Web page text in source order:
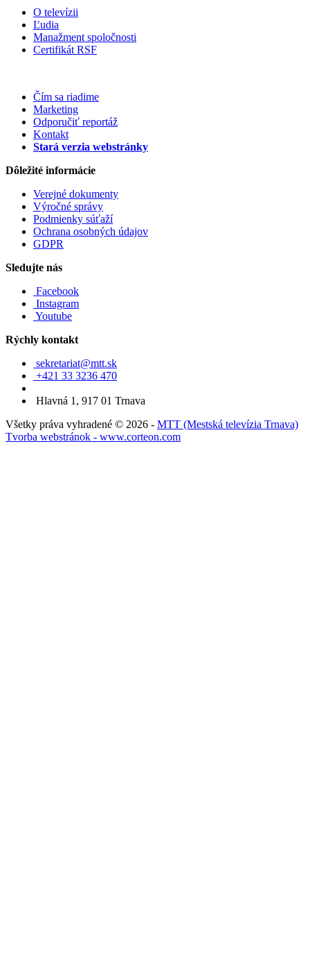
O televízii
Ľudia
Manažment spoločnosti
Certifikát RSF
Čím sa riadime
Marketing
Odporučiť reportáž
Kontakt
Stará verzia webstránky
Dôležité informácie
Verejné dokumenty
Výročné správy
Podmienky súťaží
Ochrana osobných údajov
GDPR
Sledujte nás
Facebook
Instagram
Youtube
Rýchly kontakt
sekretariat@mtt.sk
+421 33 3236 470
Hlavná 1, 917 01 Trnava
Všetky práva vyhradené © 2026 - MTT (Mestská televízia Trnava)
Tvorba webstránok - www.corteon.com